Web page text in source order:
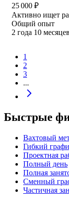
25 000 ₽
Активно ищет
Общий опыт
2 года 10 месяцев
1
2
3
...
Быстрые
Вахтовый
Гибкий
Проектная
Полный день
Полная
Сменный
Частичная